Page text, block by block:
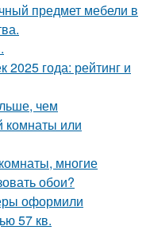
предмет мебели в
2025 года: рейтинг и
чем
комнаты или
многие
обои?
оформили
57 кв.